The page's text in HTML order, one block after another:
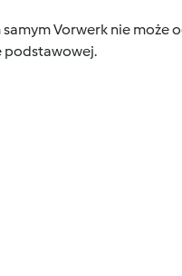
Vorwerk nie może
podstawowej.